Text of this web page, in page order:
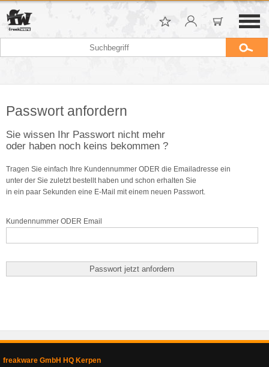
Passwort anfordern
Sie wissen Ihr Passwort nicht mehr
oder haben noch keins bekommen ?
Tragen Sie einfach Ihre Kundennummer ODER die Emailadresse ein
unter der Sie zuletzt bestellt haben und schon erhalten Sie
in ein paar Sekunden eine E-Mail mit einem neuen Passwort.
Kundennummer ODER Email
freakware GmbH HQ Kerpen